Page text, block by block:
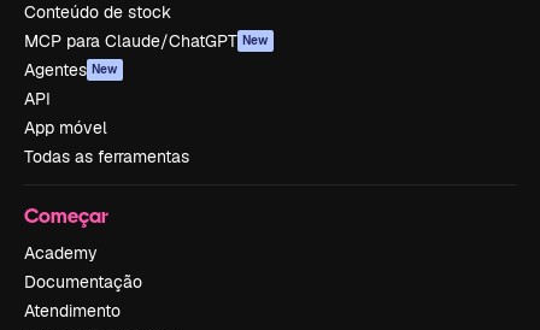
Conteúdo de stock
MCP para Claude/ChatGPT New
Agentes New
API
App móvel
Todas as ferramentas
Começar
Academy
Documentação
Atendimento